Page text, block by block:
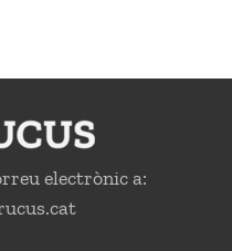
electrònic a: